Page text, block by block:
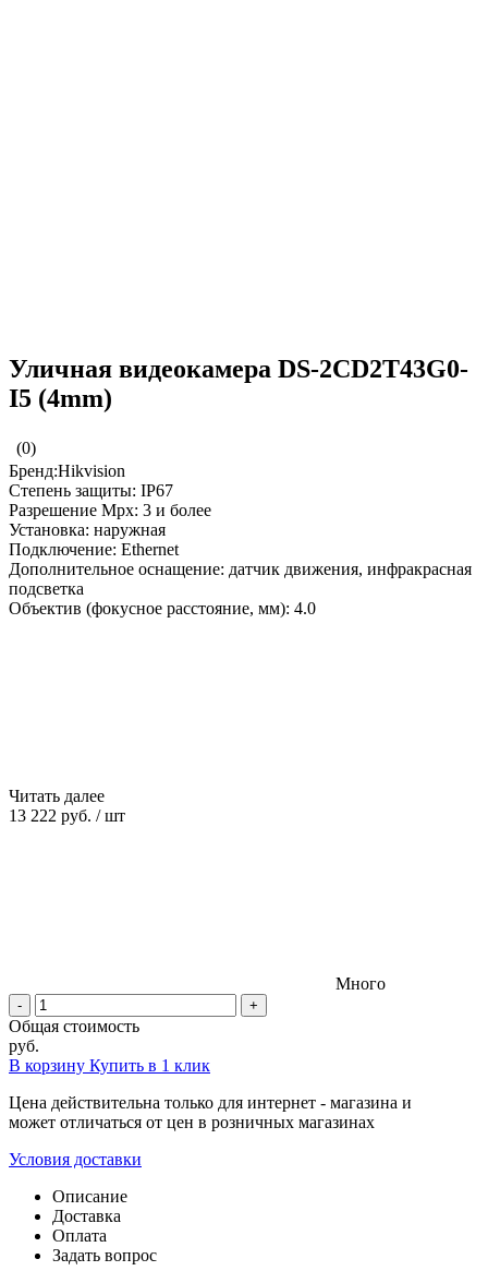
Уличная видеокамера DS-2CD2T43G0-
I5 (4mm)
(0)
Бренд:Hikvision
Степень защиты: IP67
Разрешение Mpx: 3 и более
Установка: наружная
Подключение: Ethernet
Дополнительное оснащение: датчик движения, инфракрасная
подсветка
Объектив (фокусное расстояние, мм): 4.0
Читать далее
13 222 руб. / шт
Много
- +
Общая стоимость
руб.
В корзину Купить в 1 клик
Цена действительна только для интернет - магазина и
может отличаться от цен в розничных магазинах
Условия доставки
Описание
Доставка
Оплата
Задать вопрос